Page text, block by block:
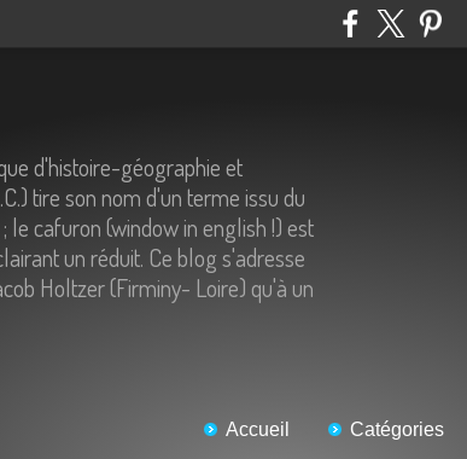
d'histoire-géographie et
tire son nom d'un terme issu du
cafuron (window in english !) est
un réduit. Ce blog s'adresse
Holtzer (Firminy- Loire) qu'à un
Accueil Catégories